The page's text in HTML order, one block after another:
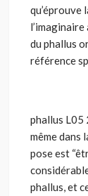
qu’éprouve
du phallus
référence
phallus
même dans
pose est
phallus, et